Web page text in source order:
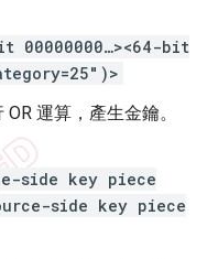
00000000…><64-bit
運算，產生金鑰。
side key piece
side key piece